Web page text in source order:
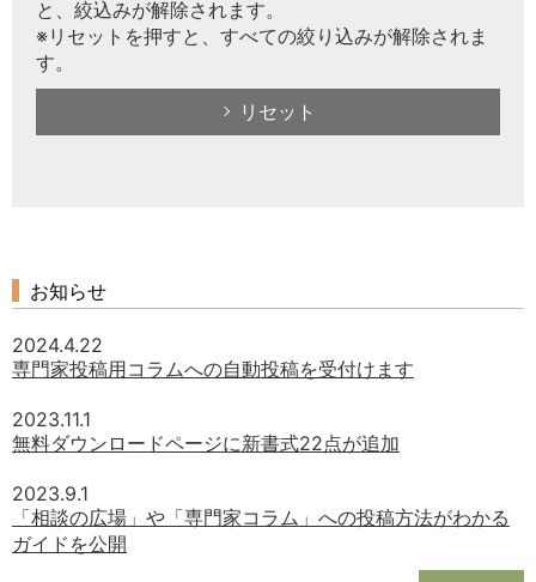
と、絞込みが解除されます。
※リセットを押すと、すべての絞り込みが解除されま
す。
リセット
お知らせ
2024.4.22
専門家投稿用コラムへの自動投稿を受付けます
2023.11.1
無料ダウンロードページに新書式22点が追加
2023.9.1
「相談の広場」や「専門家コラム」への投稿方法がわかる
ガイドを公開